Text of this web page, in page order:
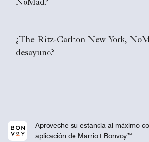
NoMad?
¿The Ritz-Carlton New York,
desayuno?
Aproveche su estancia al máximo
aplicación de Marriott Bonvoy™